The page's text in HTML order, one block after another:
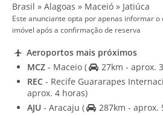
Brasil » Alagoas » Maceió » Jatiúca
Este anunciante opta por apenas informar
imóvel após a confirmação de reserva
Aeroportos mais próximos
MCZ - Maceio (
27km - aprox.
REC - Recife Guararapes
aprox. 4 horas)
AJU - Aracaju (
287km - aprox.